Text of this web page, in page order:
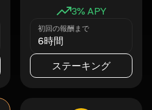
3% APY
初回の報酬まで
6時間
ステーキング